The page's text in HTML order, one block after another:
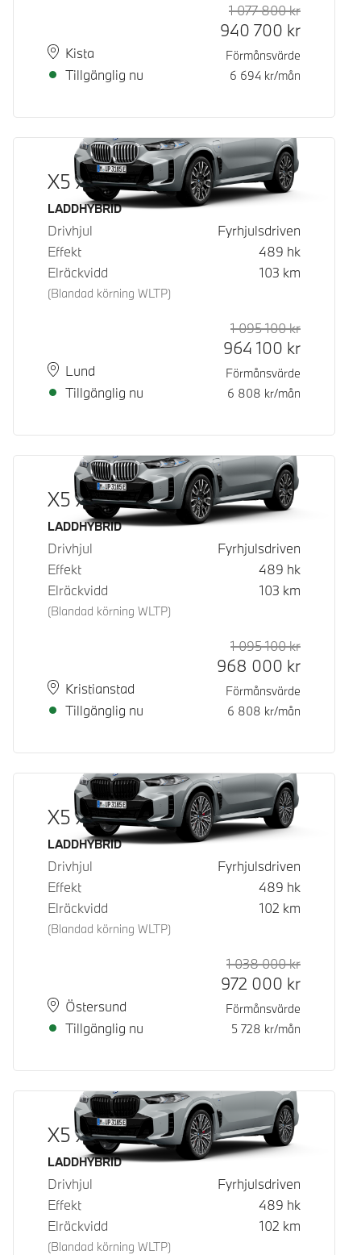
PlatsKista
Leveranstid
Tillgänglig nu
Rek. ord
1 077 800kr
940 700 kr
Förmånsvärde
6 694 kr/mån
X5 xDrive50e
Bränsle
LADDHYBRID
Drivhjul
Fyrhjulsdriven
Effekt
489 hk
Elräckvidd
(Blandad körning WLTP)
103 km
PlatsLund
Leveranstid
Tillgänglig nu
Rek. ord
1 095 100kr
964 100 kr
Förmånsvärde
6 808 kr/mån
X5 xDrive50e
Bränsle
LADDHYBRID
Drivhjul
Fyrhjulsdriven
Effekt
489 hk
Elräckvidd
(Blandad körning WLTP)
103 km
PlatsKristianstad
Leveranstid
Tillgänglig nu
Rek. ord
1 095 100kr
968 000 kr
Förmånsvärde
6 808 kr/mån
X5 xDrive50e
Bränsle
LADDHYBRID
Drivhjul
Fyrhjulsdriven
Effekt
489 hk
Elräckvidd
(Blandad körning WLTP)
102 km
PlatsÖstersund
Leveranstid
Tillgänglig nu
Rek. ord
1 038 000kr
972 000 kr
Förmånsvärde
5 728 kr/mån
X5 xDrive50e
Bränsle
LADDHYBRID
Drivhjul
Fyrhjulsdriven
Effekt
489 hk
Elräckvidd
(Blandad körning WLTP)
102 km